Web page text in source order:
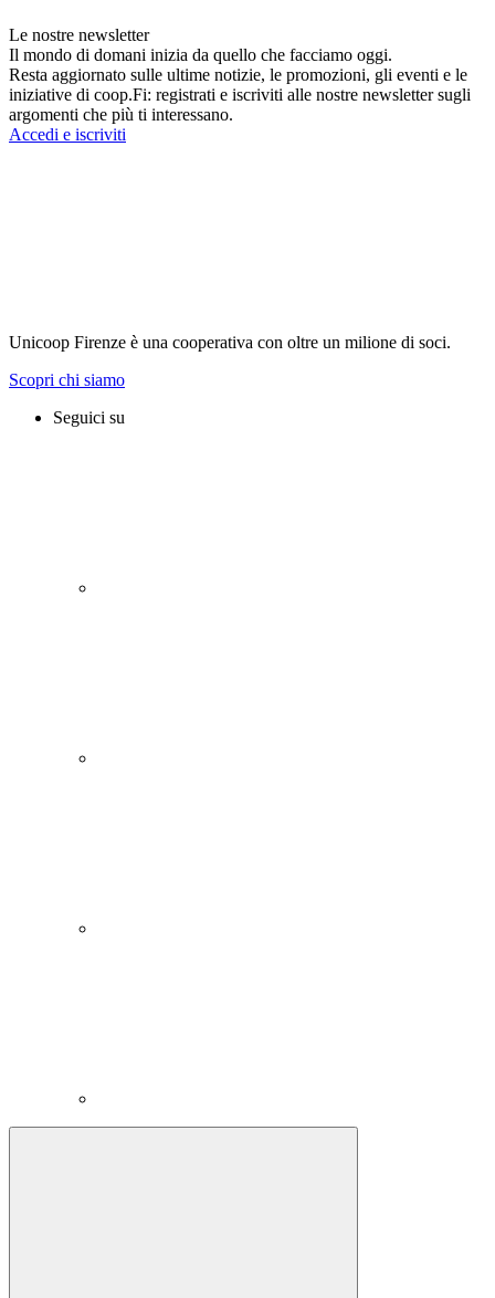
Le nostre newsletter
Il mondo di domani inizia da quello che facciamo oggi.
Resta aggiornato sulle ultime notizie, le promozioni, gli eventi e le
iniziative di coop.Fi: registrati e iscriviti alle nostre newsletter sugli
argomenti che più ti interessano.
Accedi e iscriviti
Unicoop Firenze è una cooperativa con oltre un milione di soci.
Scopri chi siamo
Seguici su